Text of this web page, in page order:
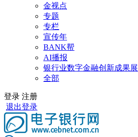
金视点
专题
专栏
宣传年
BANK帮
AI播报
银行业数字金融创新成果展
全部
登录 注册
退出登录